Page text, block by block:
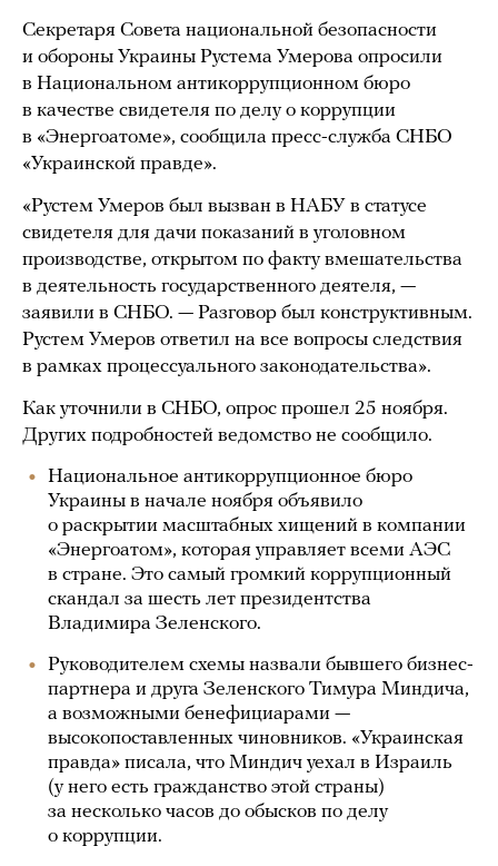
Секретаря Совета национальной безопасности
и обороны Украины Рустема Умерова опросили
в Национальном антикоррупционном бюро
в качестве свидетеля по делу о коррупции
в «Энергоатоме», сообщила пресс-служба СНБО
«Украинской правде».
«Рустем Умеров был вызван в НАБУ в статусе
свидетеля для дачи показаний в уголовном
производстве, открытом по факту вмешательства
в деятельность государственного деятеля, —
заявили в СНБО. — Разговор был конструктивным.
Рустем Умеров ответил на все вопросы следствия
в рамках процессуального законодательства».
Как уточнили в СНБО, опрос прошел 25 ноября.
Других подробностей ведомство не сообщило.
Национальное антикоррупционное бюро
Украины в начале ноября объявило
о раскрытии масштабных хищений в компании
«Энергоатом», которая управляет всеми АЭС
в стране. Это самый громкий коррупционный
скандал за шесть лет президентства
Владимира Зеленского.
Руководителем схемы назвали бывшего бизнес-
партнера и друга Зеленского Тимура Миндича,
а возможными бенефициарами —
высокопоставленных чиновников. «Украинская
правда» писала, что Миндич уехал в Израиль
(у него есть гражданство этой страны)
за несколько часов до обысков по делу
о коррупции.